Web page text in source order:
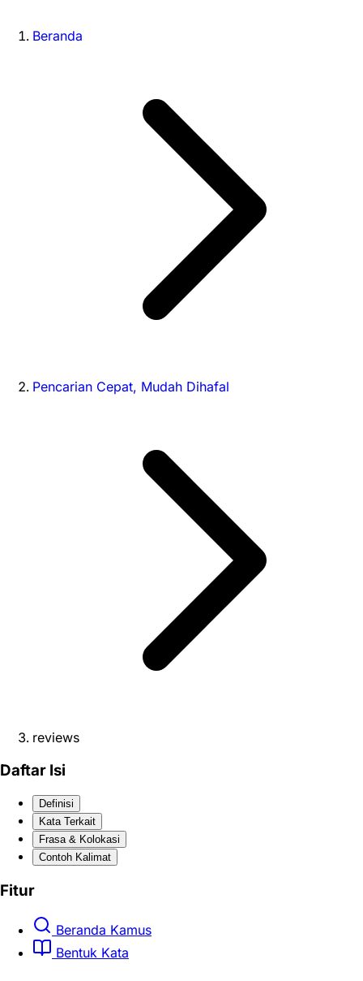
Beranda
Pencarian Cepat, Mudah Dihafal
reviews
Daftar Isi
Definisi
Kata Terkait
Frasa & Kolokasi
Contoh Kalimat
Fitur
Beranda Kamus
Bentuk Kata